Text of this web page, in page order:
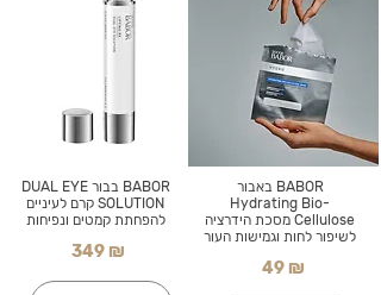
BABOR בבור DUAL EYE
SOLUTION קרם לעיניים
להפחתת קמטים ונפיחות
349 ₪
BABOR באבור
Hydrating Bio-
Cellulose מסכת הידרציה
לשיפור לחות וגמישות העור
49 ₪